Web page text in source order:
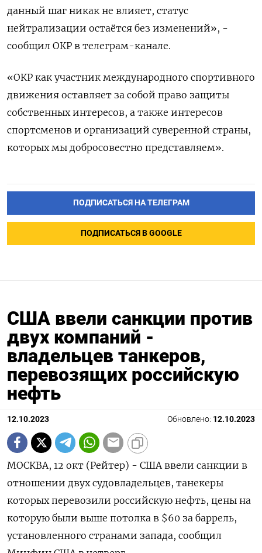
данный шаг никак не влияет, статус
нейтрализации остаётся без изменений», -
сообщил ОКР в телеграм-канале.
«ОКР как участник международного спортивного
движения оставляет за собой право защиты
собственных интересов, а также интересов
спортсменов и организаций суверенной страны,
которых мы добросовестно представляем».
ПОДПИСАТЬСЯ НА ТЕЛЕГРАМ
ПОДПИСАТЬСЯ В GOOGLE
США ввели санкции против
двух компаний -
владельцев танкеров,
перевозящих российскую
нефть
12.10.2023 Обновлено: 12.10.2023
МОСКВА, 12 окт (Рейтер) - США ввели санкции в
отношении двух судовладельцев, танекеры
которых перевозили российскую нефть, цены на
которую были выше потолка в $60 за баррель,
установленного странами запада, сообщил